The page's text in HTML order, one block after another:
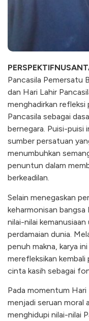
Pancasila Pemersatu
dan Hari Lahir
menghadirkan
Pancasila sebagai
bernegara. Puisi-puisi
sumber persatuan
menumbuhkan
penuntun dalam
berkeadilan.
Selain menegaskan
keharmonisan
nilai-nilai
perdamaian dunia.
penuh makna, karya
merefleksikan
cinta kasih sebagai
Pada momentum Hari
menjadi seruan moral
menghidupi nilai-nilai